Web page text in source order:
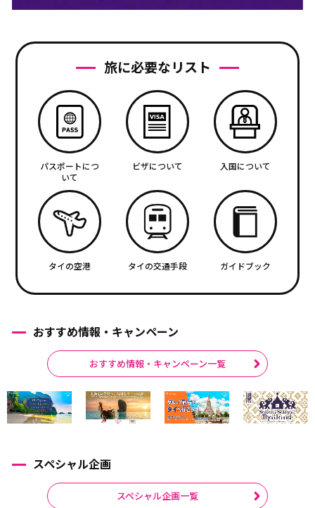
旅に必要なリスト
パスポートにつ
いて
ビザについて 入国について
タイの空港 タイの交通手段 ガイドブック
おすすめ情報・キャンペーン
おすすめ情報・キャンペーン一覧
スペシャル企画
スペシャル企画一覧